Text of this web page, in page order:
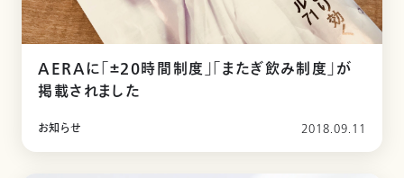
AERAに「±20時間制度」「またぎ飲み制度」が
掲載されました
お知らせ 2018.09.11